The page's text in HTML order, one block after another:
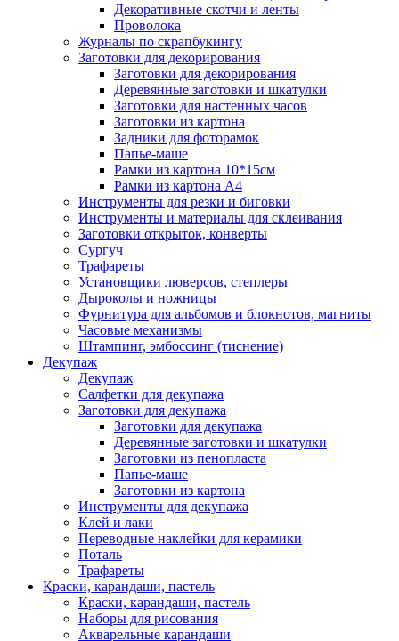
Декоративные скотчи и ленты
Проволока
Журналы по скрапбукингу
Заготовки для декорирования
Заготовки для декорирования
Деревянные заготовки и шкатулки
Заготовки для настенных часов
Заготовки из картона
Задники для фоторамок
Папье-маше
Рамки из картона 10*15см
Рамки из картона А4
Инструменты для резки и биговки
Инструменты и материалы для склеивания
Заготовки открыток, конверты
Сургуч
Трафареты
Установщики люверсов, степлеры
Дыроколы и ножницы
Фурнитура для альбомов и блокнотов, магниты
Часовые механизмы
Штампинг, эмбоссинг (тиснение)
Декупаж
Декупаж
Салфетки для декупажа
Заготовки для декупажа
Заготовки для декупажа
Деревянные заготовки и шкатулки
Заготовки из пенопласта
Папье-маше
Заготовки из картона
Инструменты для декупажа
Клей и лаки
Переводные наклейки для керамики
Поталь
Трафареты
Краски, карандаши, пастель
Краски, карандаши, пастель
Наборы для рисования
Акварельные карандаши